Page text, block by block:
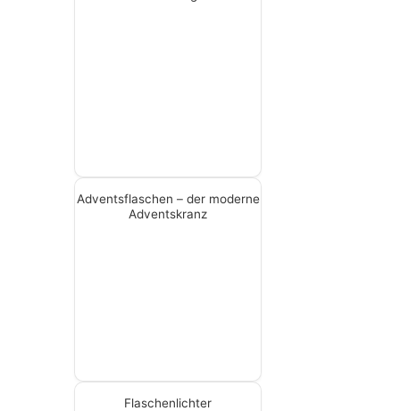
Adventsflaschen – der moderne
Adventskranz
Flaschenlichter